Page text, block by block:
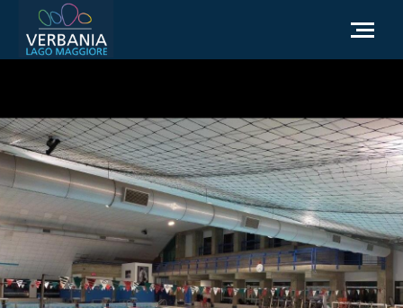
Come raggiungerci
Infopoint Turistico
Meteo
Richiesta informazioni
Sito Istituzionale